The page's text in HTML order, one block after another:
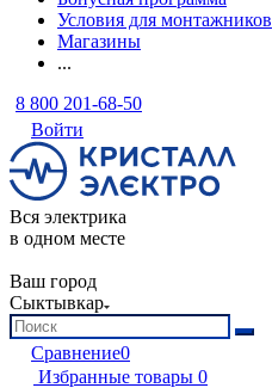
Условия для монтажников
Магазины
...
8 800 201-68-50
Войти
Вся электрика
в одном месте
Ваш город
Сыктывкар
Сравнение0
Избранные товары 0